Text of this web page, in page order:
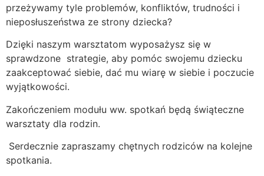
przeżywamy tyle problemów, konfliktów, trudności i
nieposłuszeństwa ze strony dziecka?
Dzięki naszym warsztatom wyposażysz się w
sprawdzone strategie, aby pomóc swojemu dziecku
zaakceptować siebie, dać mu wiarę w siebie i poczucie
wyjątkowości.
Zakończeniem modułu ww. spotkań będą świąteczne
warsztaty dla rodzin.
Serdecznie zapraszamy chętnych rodziców na kolejne
spotkania.